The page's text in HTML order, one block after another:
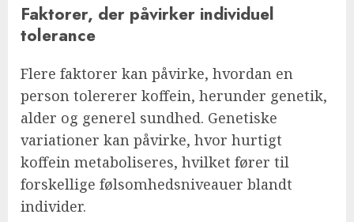
Faktorer, der påvirker individuel
tolerance
Flere faktorer kan påvirke, hvordan en
person tolererer koffein, herunder genetik,
alder og generel sundhed. Genetiske
variationer kan påvirke, hvor hurtigt
koffein metaboliseres, hvilket fører til
forskellige følsomhedsniveauer blandt
individer.